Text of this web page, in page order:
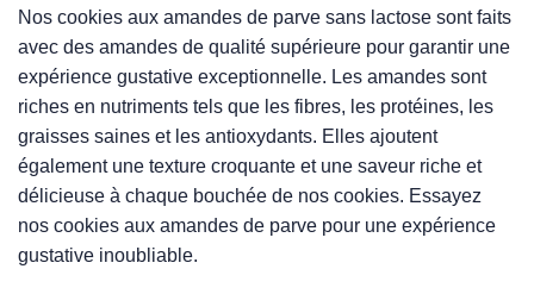
Nos cookies aux amandes de parve sans lactose sont faits
avec des amandes de qualité supérieure pour garantir une
expérience gustative exceptionnelle. Les amandes sont
riches en nutriments tels que les fibres, les protéines, les
graisses saines et les antioxydants. Elles ajoutent
également une texture croquante et une saveur riche et
délicieuse à chaque bouchée de nos cookies. Essayez
nos cookies aux amandes de parve pour une expérience
gustative inoubliable.